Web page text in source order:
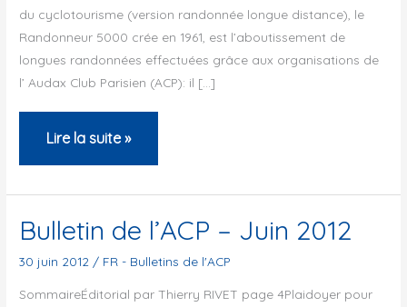
du cyclotourisme (version randonnée longue distance), le
Randonneur 5000 crée en 1961, est l’aboutissement de
longues randonnées effectuées grâce aux organisations de
l’ Audax Club Parisien (ACP): il […]
SR
Pyrénées-
Pirineos
Lire la suite »
Bulletin de l’ACP – Juin 2012
30 juin 2012 / FR - Bulletins de l'ACP
SommaireÉditorial par Thierry RIVET page 4Plaidoyer pour